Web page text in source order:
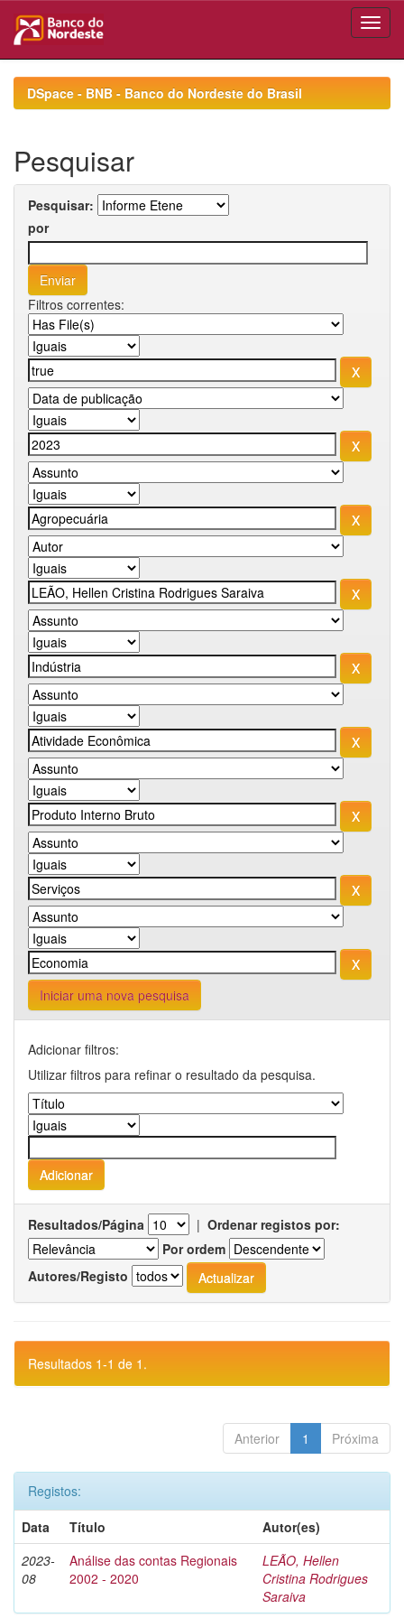
navigationDSpace - BNB - Banco do Nordeste do Brasil
Pesquisar
Pesquisar:
por
Filtros correntes:
Iniciar uma nova pesquisa
Adicionar filtros:
Utilizar filtros para refinar o resultado da pesquisa.
Resultados/Página | Ordenar registos por:
Por ordem
Autores/Registo
Resultados 1-1 de 1.
Anterior 1 Próxima
Registos:
Data
Título
Autor(es)
2023-
08
Análise das contas Regionais
2002 - 2020
LEÃO, Hellen
Cristina Rodrigues
Saraiva